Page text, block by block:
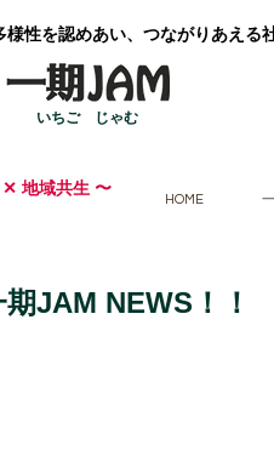
性を認めあい、つながりあえる
いちご じゃむ
地域共生 〜
HOME
期JAM NEWS！！